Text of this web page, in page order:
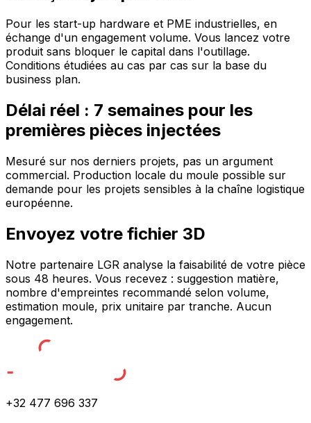
Pour les start-up hardware et PME industrielles, en
échange d'un engagement volume. Vous lancez votre
produit sans bloquer le capital dans l'outillage.
Conditions étudiées au cas par cas sur la base du
business plan.
Délai réel : 7 semaines pour les
premières pièces injectées
Mesuré sur nos derniers projets, pas un argument
commercial. Production locale du moule possible sur
demande pour les projets sensibles à la chaîne logistique
européenne.
Envoyez votre fichier 3D
Notre partenaire LGR analyse la faisabilité de votre pièce
sous 48 heures. Vous recevez : suggestion matière,
nombre d'empreintes recommandé selon volume,
estimation moule, prix unitaire par tranche. Aucun
engagement.
+32 477 696 337